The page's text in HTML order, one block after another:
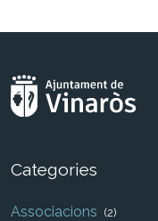
Categories
Associacions (2)